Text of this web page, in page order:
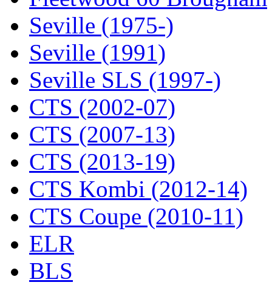
Seville (1975-)
Seville (1991)
Seville SLS (1997-)
CTS (2002-07)
CTS (2007-13)
CTS (2013-19)
CTS Kombi (2012-14)
CTS Coupe (2010-11)
ELR
BLS